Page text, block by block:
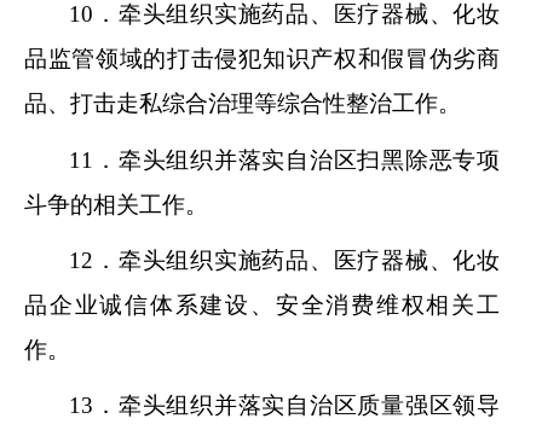
10．牵头组织实施药品、医疗器械、化妆
品监管领域的打击侵犯知识产权和假冒伪劣商
品、打击走私综合治理等综合性整治工作。
11．牵头组织并落实自治区扫黑除恶专项
斗争的相关工作。
12．牵头组织实施药品、医疗器械、化妆
品企业诚信体系建设、安全消费维权相关工
作。
13．牵头组织并落实自治区质量强区领导